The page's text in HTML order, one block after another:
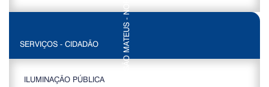
SERVIÇOS - CIDADÃO
ILUMINAÇÃO PÚBLICA